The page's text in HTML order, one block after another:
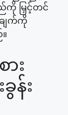
ကို မြှင့်တင်
ျက်ကို
း
န်း